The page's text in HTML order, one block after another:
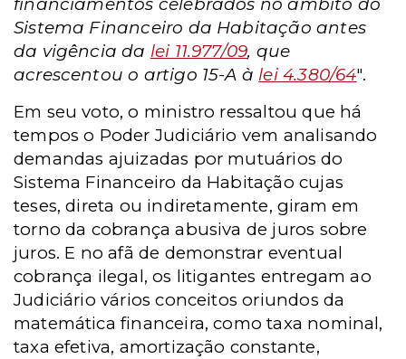
Sistema Financeiro da Habitação antes
da vigência da lei 11.977/09, que
acrescentou o artigo 15-A à lei 4.380/64".
Em seu voto, o ministro ressaltou que há
tempos o Poder Judiciário vem analisando
demandas ajuizadas por mutuários do
Sistema Financeiro da Habitação cujas
teses, direta ou indiretamente, giram em
torno da cobrança abusiva de juros sobre
juros. E no afã de demonstrar eventual
cobrança ilegal, os litigantes entregam ao
Judiciário vários conceitos oriundos da
matemática financeira, como taxa nominal,
taxa efetiva, amortização constante,